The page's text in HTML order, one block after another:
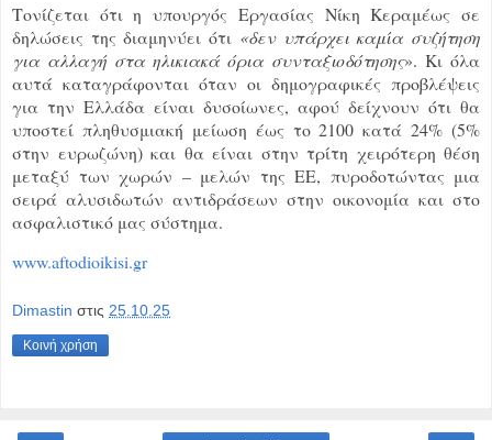
Τονίζεται ότι η υπουργός Εργασίας Νίκη Κεραμέως σε
δηλώσεις της διαμηνύει ότι «δεν υπάρχει καμία συζήτηση
για αλλαγή στα ηλικιακά όρια συνταξιοδότησης». Κι όλα
αυτά καταγράφονται όταν οι δημογραφικές προβλέψεις
για την Ελλάδα είναι δυσοίωνες, αφού δείχνουν ότι θα
υποστεί πληθυσμιακή μείωση έως το 2100 κατά 24% (5%
στην ευρωζώνη) και θα είναι στην τρίτη χειρότερη θέση
μεταξύ των χωρών – μελών της ΕΕ, πυροδοτώντας μια
σειρά αλυσιδωτών αντιδράσεων στην οικονομία και στο
ασφαλιστικό μας σύστημα.
www.aftodioikisi.gr
Dimastin στις 25.10.25
Κοινή χρήση